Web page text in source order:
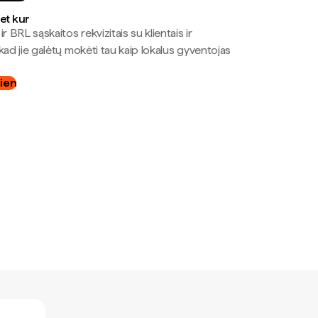
kur
ir BRL sąskaitos rekvizitais su klientais ir
jie galėtų mokėti tau kaip lokalus gyventojas